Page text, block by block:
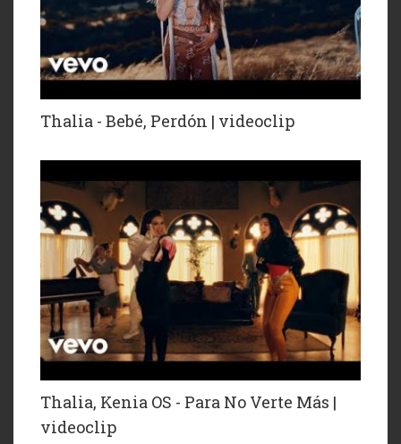
Thalia - Bebé, Perdón | videoclip
Thalia, Kenia OS - Para No Verte Más |
videoclip